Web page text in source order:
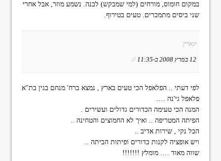
במקום חומוס, מורחים (למי שמבקש) לבנה. נשמע מוזר, אבל אחרי
שני ביסים מתמכרים. טעים בטירוף.
קארין
12 במרץ 2008 ב-11:35 //
לפי דעתי .. הפלאפל הכי טעים בארץ , נמצא ברח' מנחם בגין בת"א
פלאפל גי'נה ….
המנה הכי טעימה הכדורים גדולים ועשירים .
הפיתה המטריפה .. ואיך לא החמוצים והטחינה ..
הכל נקי , שירות אדיב ..
ויש אופציה לקנות כדורים ופיתות הביתה ..
שווה מאוד …. מומלץ !!!!!!!